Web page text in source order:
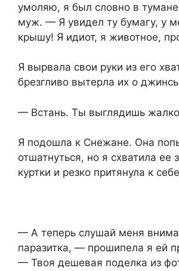
умоляю, я был словно в
муж. — Я увидел ту бумагу, у
крышу! Я идиот, я животное,
Я вырвала свои руки из его
брезгливо вытерла их о
— Встань. Ты выглядишь
Я подошла к Снежане. Она
отшатнуться, но я схватила ее
куртки и резко притянула к
— А теперь слушай меня
паразитка, — прошипела я ей
— Твоя дешевая поделка из